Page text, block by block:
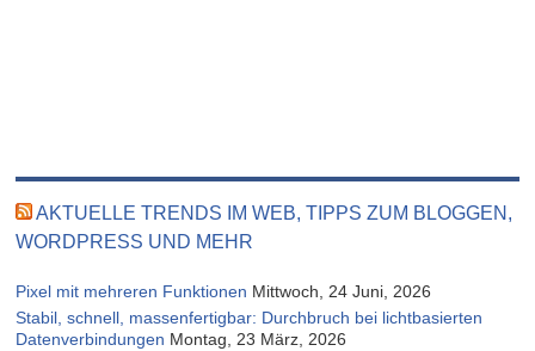
AKTUELLE TRENDS IM WEB, TIPPS ZUM BLOGGEN,
WORDPRESS UND MEHR
Pixel mit mehreren Funktionen Mittwoch, 24 Juni, 2026
Stabil, schnell, massenfertigbar: Durchbruch bei lichtbasierten
Datenverbindungen Montag, 23 März, 2026